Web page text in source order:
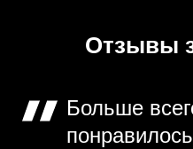
Отзывы
Больше